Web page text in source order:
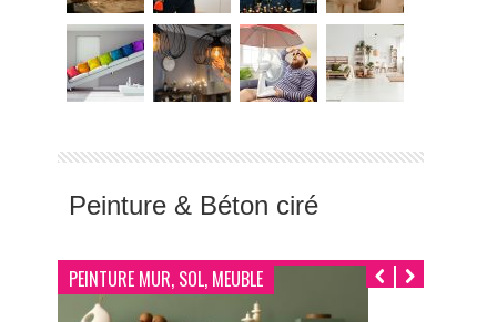
Peinture & Béton ciré
PEINTURE MUR, SOL, MEUBLE